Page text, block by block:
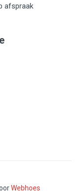
afspraak
Webhoes